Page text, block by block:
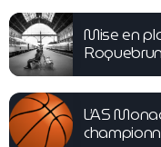
Mise en
L’AS